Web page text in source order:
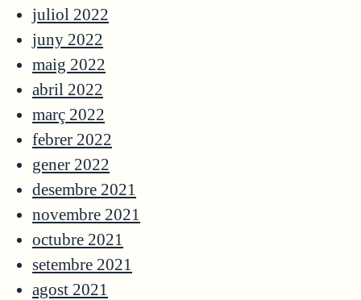
juliol 2022
juny 2022
maig 2022
abril 2022
març 2022
febrer 2022
gener 2022
desembre 2021
novembre 2021
octubre 2021
setembre 2021
agost 2021